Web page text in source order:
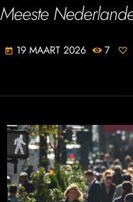
Meeste
today 19 MAART 2026 7